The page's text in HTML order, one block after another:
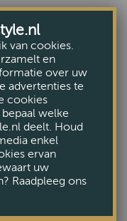
van cookies.
en
over uw
advertenties te
cookies
welke
deelt. Houd
enkel
ervan
uw
Raadpleeg ons